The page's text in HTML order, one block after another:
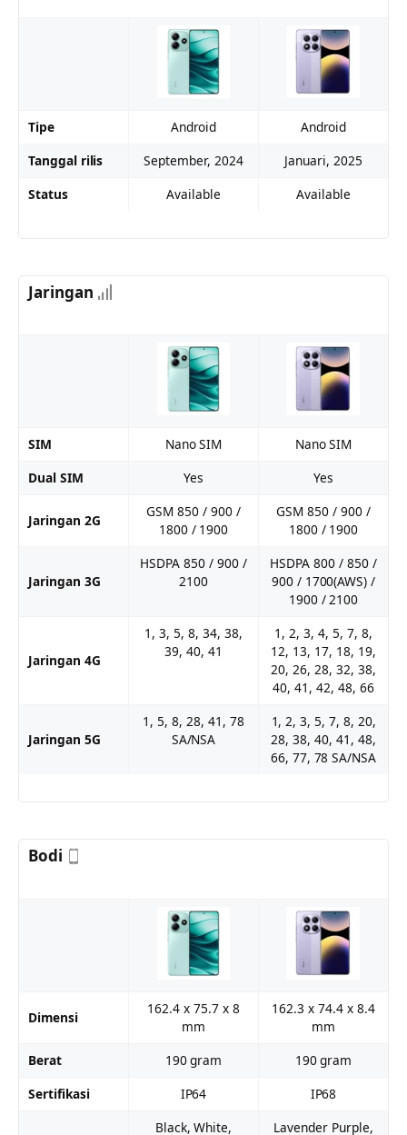
Tipe Android
Android
Tanggal rilis
September, 2024
Januari, 2025
Status
Available Available
Jaringan
SIM Nano SIM
Nano SIM
Dual SIM
Yes Yes
Jaringan 2G
GSM 850 / 900 /
1800 / 1900
GSM 850 / 900 /
1800 / 1900
Jaringan 3G
HSDPA 850 / 900 /
2100
HSDPA 800 / 850 /
900 / 1700(AWS) /
1900 / 2100
Jaringan 4G
1, 3, 5, 8, 34, 38,
39, 40, 41
1, 2, 3, 4, 5, 7, 8,
12, 13, 17, 18, 19,
20, 26, 28, 32, 38,
40, 41, 42, 48, 66
Jaringan 5G
1, 5, 8, 28, 41, 78
SA/NSA
1, 2, 3, 5, 7, 8, 20,
28, 38, 40, 41, 48,
66, 77, 78 SA/NSA
Bodi
Dimensi
162.4 x 75.7 x 8
mm
162.3 x 74.4 x 8.4
mm
Berat
190 gram
190 gram
Sertifikasi
IP64
IP68
Black, White,
Lavender Purple,